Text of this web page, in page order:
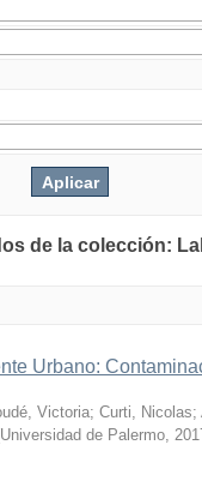
de la colección:
Urbano:
Victoria; Curti, Nicolas;
Universidad de Palermo,